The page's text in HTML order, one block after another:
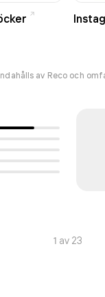
av Reco och
1 av 23